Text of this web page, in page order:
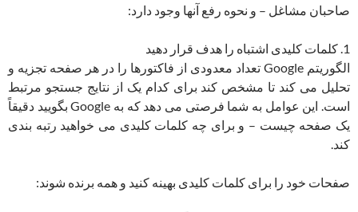
صاحبان مشاغل – و نحوه رفع آنها وجود دارد:
1. کلمات کلیدی اشتباه را هدف قرار دهید
الگوریتم Google تعداد معدودی از فاکتورها را در هر صفحه تجزیه و
تحلیل می کند تا مشخص کند برای کدام یک از نتایج جستجو مرتبط
است. این عوامل به شما فرصتی می دهد که به Google بگویید دقیقاً
یک صفحه چیست – و برای چه کلمات کلیدی می خواهید رتبه بندی
کند.
صفحات خود را برای کلمات کلیدی بهینه کنید و همه برنده شوند: